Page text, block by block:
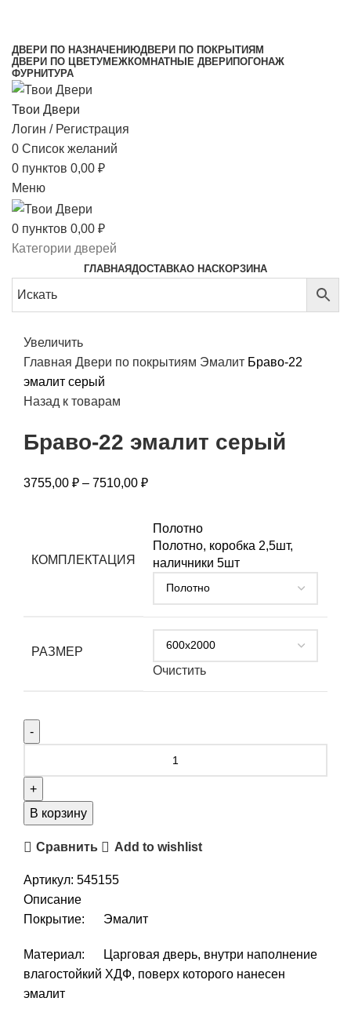
ДВЕРИ ПО НАЗНАЧЕНИЮДВЕРИ ПО ПОКРЫТИЯМ
ДВЕРИ ПО ЦВЕТУМЕЖКОМНАТНЫЕ ДВЕРИ ПОГОНАЖ
ФУРНИТУРА
Твои Двери
Логин / Регистрация
0 Список желаний
0 пунктов 0,00 ₽
Меню
0 пунктов 0,00 ₽
Категории дверей
ГЛАВНАЯДОСТАВКАО НАСКОРЗИНА
Увеличить
Главная Двери по покрытиям Эмалит Браво-22
эмалит серый
Назад к товарам
Браво-22 эмалит серый
3755,00 ₽ – 7510,00 ₽
КОМПЛЕКТАЦИЯ
Полотно
Полотно, коробка 2,5шт,
наличники 5шт
РАЗМЕР
Очистить
товара
Браво-22
эмалит
В корзину
Сравнить Add to wishlist
Артикул: 545155
Описание
Покрытие: Эмалит
Материал: Царговая дверь, внутри наполнение
влагостойкий ХДФ, поверх которого нанесен
эмалит